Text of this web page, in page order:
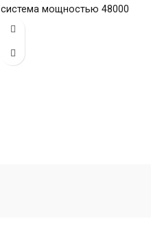
система мощностью 48000
БТЕ для помещений до